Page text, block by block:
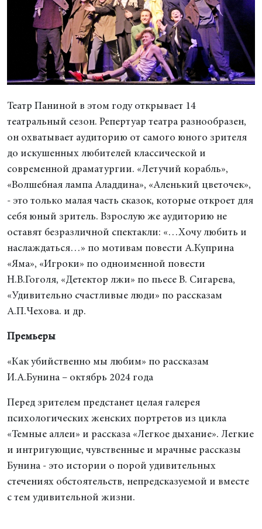
Театр Паниной в этом году открывает 14
театральный сезон. Репертуар театра разнообразен,
он охватывает аудиторию от самого юного зрителя
до искушенных любителей классической и
современной драматургии. «Летучий корабль»,
«Волшебная лампа Аладдина», «Аленький цветочек»,
- это только малая часть сказок, которые откроет для
себя юный зритель. Взрослую же аудиторию не
оставят безразличной спектакли: «…Хочу любить и
наслаждаться…» по мотивам повести А.Куприна
«Яма», «Игроки» по одноименной повести
Н.В.Гоголя, «Детектор лжи» по пьесе В. Сигарева,
«Удивительно счастливые люди» по рассказам
А.П.Чехова. и др.
Премьеры
«Как убийственно мы любим» по рассказам
И.А.Бунина – октябрь 2024 года
Перед зрителем предстанет целая галерея
психологических женских портретов из цикла
«Темные аллеи» и рассказа «Легкое дыхание». Легкие
и интригующие, чувственные и мрачные рассказы
Бунина - это истории о порой удивительных
стечениях обстоятельств, непредсказуемой и вместе
с тем удивительной жизни.